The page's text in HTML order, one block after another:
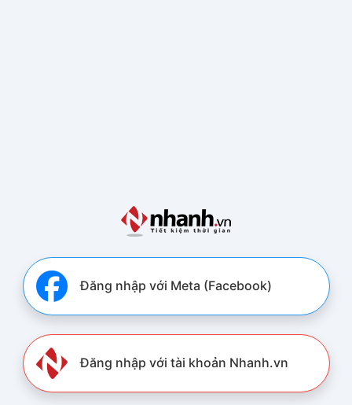
Đăng nhập với Meta (Facebook)
Đăng nhập với tài khoản Nhanh.vn